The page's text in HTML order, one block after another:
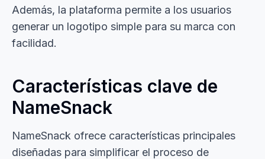
Además, la plataforma permite a los usuarios
generar un logotipo simple para su marca con
facilidad.
Características clave de
NameSnack
NameSnack ofrece características principales
diseñadas para simplificar el proceso de